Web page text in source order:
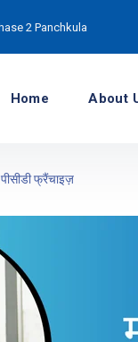
2 Panchkula
Home About
पीसीडी फ्रैंचाइज़